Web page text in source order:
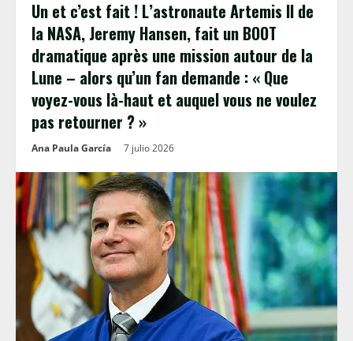
Un et c’est fait ! L’astronaute Artemis II de
la NASA, Jeremy Hansen, fait un BOOT
dramatique après une mission autour de la
Lune – alors qu’un fan demande : « Que
voyez-vous là-haut et auquel vous ne voulez
pas retourner ? »
Ana Paula García 7 julio 2026